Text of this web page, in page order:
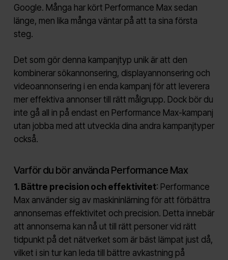
Google. Många har kört Performance Max sedan
länge, men lika många väntar på att ta sina första
steg.
Det som gör denna kampanjtyp unik är att den
kombinerar sökannonsering, displayannonsering och
videoannonsering i en enda kampanj för att leverera
mer effektiva annonser till rätt målgrupp. Dock bör du
inte gå all in på endast en Performance Max-kampanj
utan jobba med att utveckla dina andra kampanjtyper
också.
Varför du bör använda Performance Max
1. Bättre precision och effektivitet: Performance
Max använder sig av maskininlärning för att förbättra
annonsernas effektivitet och precision. Detta innebär
att annonserna kan nå ut till rätt personer vid rätt
tidpunkt på det nätverket som är bäst lämpat just då,
vilket i sin tur kan leda till bättre avkastning på